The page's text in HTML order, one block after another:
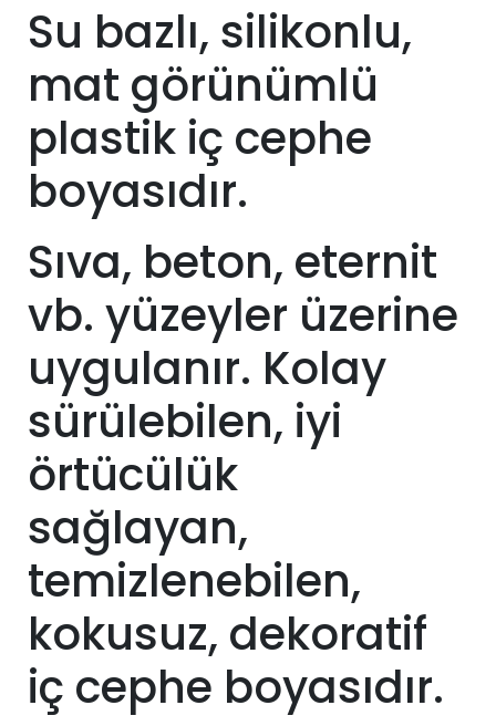
Su bazlı, silikonlu,
mat görünümlü
plastik iç cephe
boyasıdır.
Sıva, beton, eternit
vb. yüzeyler üzerine
uygulanır. Kolay
sürülebilen, iyi
örtücülük
sağlayan,
temizlenebilen,
kokusuz, dekoratif
iç cephe boyasıdır.